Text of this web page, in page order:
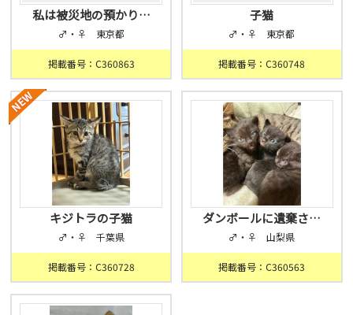
私は被災地の預かり…
♂・♀ 東京都
掲載番号：C360863
子猫
♂・♀ 東京都
掲載番号：C360748
キジトラの子猫
♂・♀ 千葉県
掲載番号：C360728
ダンボールに遺棄さ…
♂・♀ 山梨県
掲載番号：C360563